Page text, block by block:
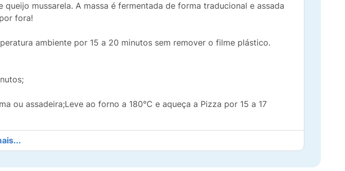
mussarela. A massa é fermentada de forma traducional e assada
fora!
ambiente por 15 a 20 minutos sem remover o filme plástico.
ou assadeira;Leve ao forno a 180°C e aqueça a Pizza por 15 a 17
ou assadeira;Leve ao forno a 180°C e aqueça a Pizza por